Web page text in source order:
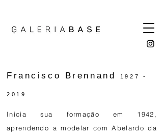
Francisco Brennand 1927 -
2019
Inicia sua formação em 1942,
aprendendo a modelar comAbelardo da